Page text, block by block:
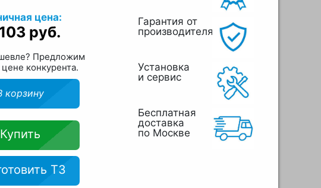
цена:
руб.
Предложим
конкурента.
корзину
Купить
ТЗ
Гарантия от
производителя
Установка
и сервис
Бесплатная
доставка
по Москве